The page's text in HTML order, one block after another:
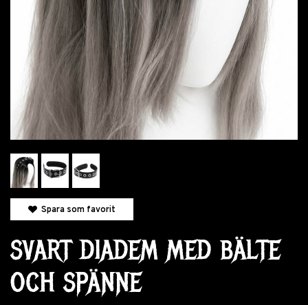
Spara som favorit
SVART DIADEM MED BÄLTE
OCH SPÄNNE